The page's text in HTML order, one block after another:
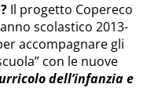
Il progetto Copereco
scolastico 2013-
accompagnare gli
con le nuove
dell’infanzia e